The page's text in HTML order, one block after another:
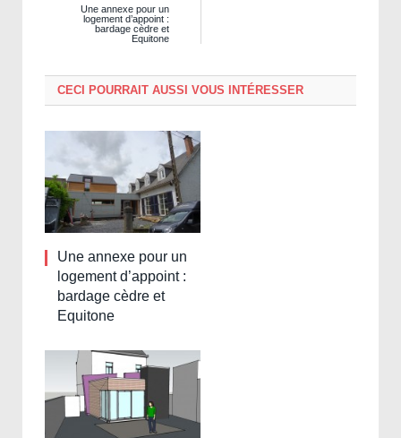
Une annexe pour un
logement d’appoint :
bardage cèdre et
Equitone
CECI POURRAIT AUSSI VOUS INTÉRESSER
Une annexe pour un
logement d’appoint :
bardage cèdre et
Equitone